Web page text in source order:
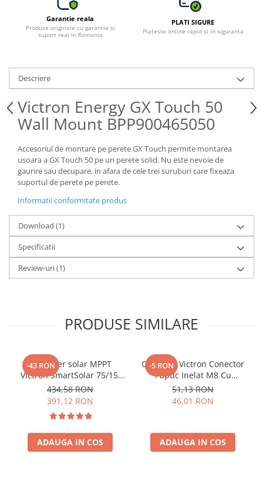
Garantie reala
Produse originale cu garantie si
suport real in Romania
PLATI SIGURE
Plateste online rapid si in siguranta
Descriere
Victron Energy GX Touch 50
Wall Mount BPP900465050
Accesoriul de montare pe perete GX Touch permite montarea
usoara a GX Touch 50 pe un perete solid. Nu este nevoie de
gaurire sau decupare, in afara de cele trei suruburi care fixeaza
suportul de perete pe perete.
Informatii conformitate produs
Download (1)
Specificatii
Review-uri(1)
PRODUSE SIMILARE
-43 RON
Controler solar MPPT
Victron SmartSolar 75/15,
15A 12V/24V, cu Bluetooth
integrat
434,58 RON
391,12 RON
ADAUGA IN COS
-5 RON
Conector Victron Conector
Papuc Inelat M8 Cu
Siguranta Fuzibila Ato De
30A Bpc900110014 M8,
siguranta (BPC900110014)
51,13 RON
46,01 RON
ADAUGA IN COS